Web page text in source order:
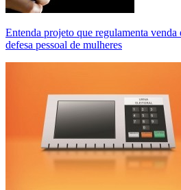
Entenda projeto que regulamenta venda
defesa pessoal de mulheres